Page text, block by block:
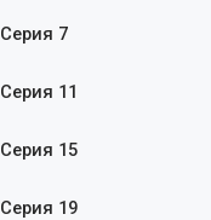
Серия 7
Серия 11
Серия 15
Серия 19